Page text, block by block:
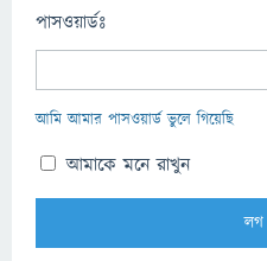
পাসওয়ার্ডঃ
আমি আমার পাসওয়ার্ড ভুলে গিয়েছি
আমাকে মনে রাখুন